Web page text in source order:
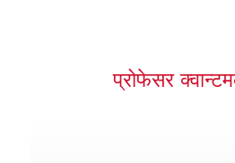
प्रोफेसर